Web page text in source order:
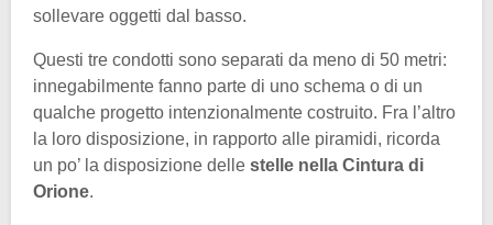
sollevare oggetti dal basso.
Questi tre condotti sono separati da meno di 50 metri:
innegabilmente fanno parte di uno schema o di un
qualche progetto intenzionalmente costruito. Fra l’altro
la loro disposizione, in rapporto alle piramidi, ricorda
un po’ la disposizione delle stelle nella Cintura di
Orione.